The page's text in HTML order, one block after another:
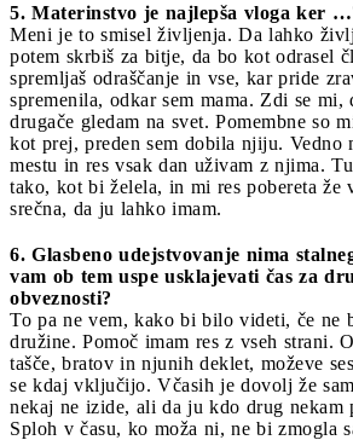
5. Materinstvo je najlepša vloga ker
Meni je to smisel življenja. Da lahko
potem skrbiš za bitje, da bo kot odrasel
spremljaš odraščanje in vse, kar pride
spremenila, odkar sem mama. Zdi se mi,
drugače gledam na svet. Pomembne so
kot prej, preden sem dobila njiju. Vedno
mestu in res vsak dan uživam z njima.
tako, kot bi želela, in mi res pobereta že
srečna, da ju lahko imam.
6. Glasbeno udejstvovanje nima
vam ob tem uspe usklajevati čas za
obveznosti?
To pa ne vem, kako bi bilo videti, če ne
družine. Pomoč imam res z vseh strani.
tašče, bratov in njunih deklet, moževe
se kdaj vključijo. Včasih je dovolj že
nekaj ne izide, ali da ju kdo drug nekam
Sploh v času, ko moža ni, ne bi zmogla